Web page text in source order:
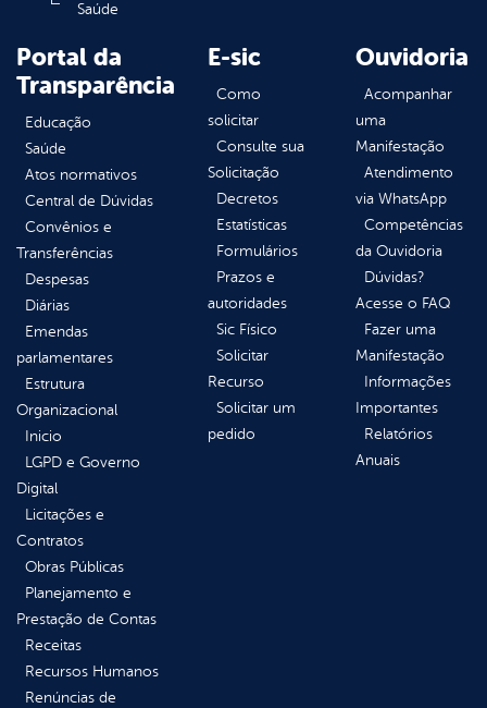
Saúde
Portal da
Transparência
Educação
Saúde
Atos normativos
Central de Dúvidas
Convênios e
Transferências
Despesas
Diárias
Emendas
parlamentares
Estrutura
Organizacional
Inicio
LGPD e Governo
Digital
Licitações e
Contratos
Obras Públicas
Planejamento e
Prestação de Contas
Receitas
Recursos Humanos
Renúncias de
E-sic
Como
solicitar
Consulte sua
Solicitação
Decretos
Estatísticas
Formulários
Prazos e
autoridades
Sic Físico
Solicitar
Recurso
Solicitar um
pedido
Ouvidoria
Acompanhar
uma
Manifestação
Atendimento
via WhatsApp
Competências
da Ouvidoria
Dúvidas?
Acesse o FAQ
Fazer uma
Manifestação
Informações
Importantes
Relatórios
Anuais